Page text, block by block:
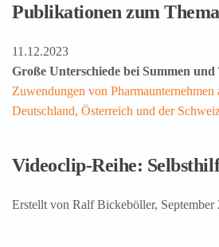
Publikationen zum Thema
11.12.2023
Große Unterschiede bei Summen
Zuwendungen von Pharmaunternehmen
Deutschland, Österreich und der
Videoclip-Reihe:
Erstellt von Ralf Bickeböller, September